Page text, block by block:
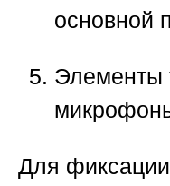
основной
Элементы
Для